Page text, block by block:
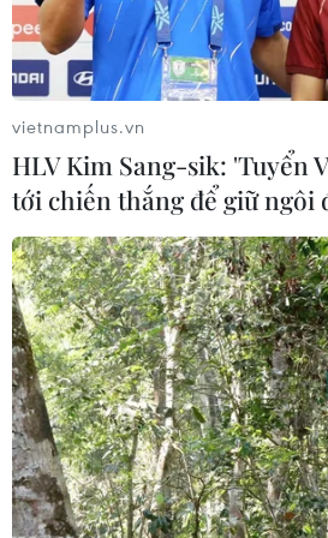
Lực lượng Hezbollah sẵn
toàn diện với Israel
01/06/2026 23:48
Chủ tịch Quốc hội Liban cho biết
sẵn sàng chấp nhận một thỏa
vietnamplus.vn
HLV Kim Sang-sik: 'Tuyển
tới chiến thắng để giữ ngôi